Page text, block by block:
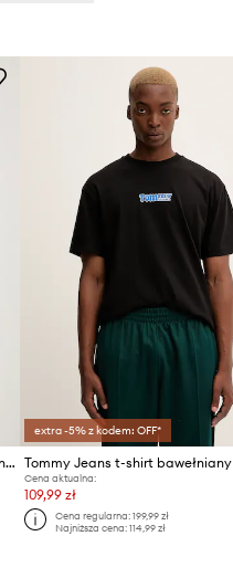
Tommy Jeans T-shirt męski bawełniany
extra -5% z kodem: OFF*
Tommy Jeans t-shirt bawełniany
Cena aktualna:
109,99 zł
Cena regularna: 199,99 zł
Najniższa cena: 114,99 zł